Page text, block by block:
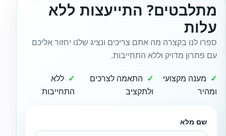
מתלבטים? התייעצות ללא
עלות
ספרו לנו בקצרה מה אתם צריכים ונציג שלנו יחזור אליכם
עם פתרון מדויק וללא התחייבות.
מענה מקצועי
ומהיר
התאמה לצרכים
ולתקציב
ללא
התחייבות
שם מלא